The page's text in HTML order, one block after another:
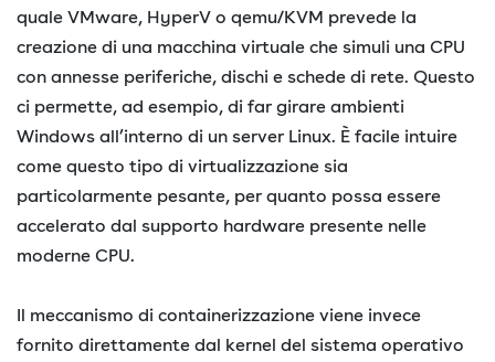
quale VMware, HyperV o qemu/KVM prevede la
creazione di una macchina virtuale che simuli una CPU
con annesse periferiche, dischi e schede di rete. Questo
ci permette, ad esempio, di far girare ambienti
Windows all’interno di un server Linux. È facile intuire
come questo tipo di virtualizzazione sia
particolarmente pesante, per quanto possa essere
accelerato dal supporto hardware presente nelle
moderne CPU.
Il meccanismo di containerizzazione viene invece
fornito direttamente dal kernel del sistema operativo